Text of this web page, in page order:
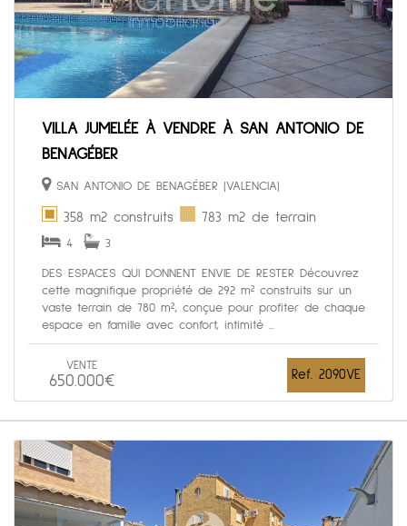
VILLA JUMELÉE À VENDRE À SAN ANTONIO DE
BENAGÉBER
SAN ANTONIO DE BENAGÉBER (VALENCIA)
358 m2 construits 783 m2 de terrain
4 3
DES ESPACES QUI DONNENT ENVIE DE RESTER Découvrez
cette magnifique propriété de 292 m² construits sur un
vaste terrain de 780 m², conçue pour profiter de chaque
espace en famille avec confort, intimité ...
VENTE
650.000€ Ref. 2090VE